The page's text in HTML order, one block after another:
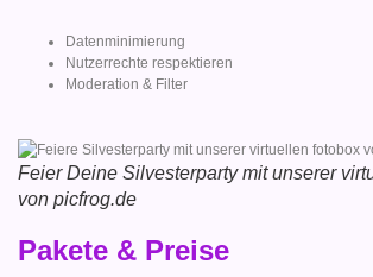
Datenminimierung
Nutzerrechte respektieren
Moderation & Filter
Feier Deine Silvesterparty mit unserer
von picfrog.de
Pakete & Preise